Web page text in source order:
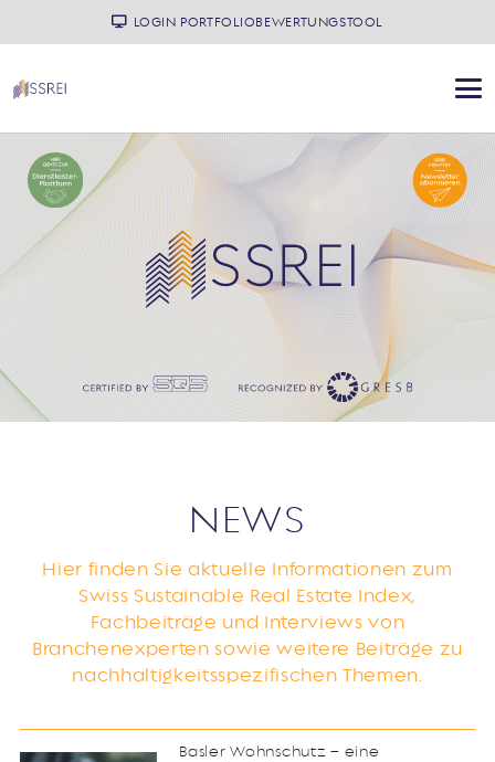
LOGIN PORTFOLIOBEWERTUNGSTOOL
NEWS
Hier finden Sie aktuelle Informationen zum
Swiss Sustainable Real Estate Index,
Fachbeiträge und Interviews von
Branchenexperten sowie weitere Beiträge zu
nachhaltigkeitsspezifischen Themen.
Basler Wohnschutz – eine